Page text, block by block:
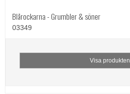
Blårockarna - Grumbler & söner
03349
Visa produkten